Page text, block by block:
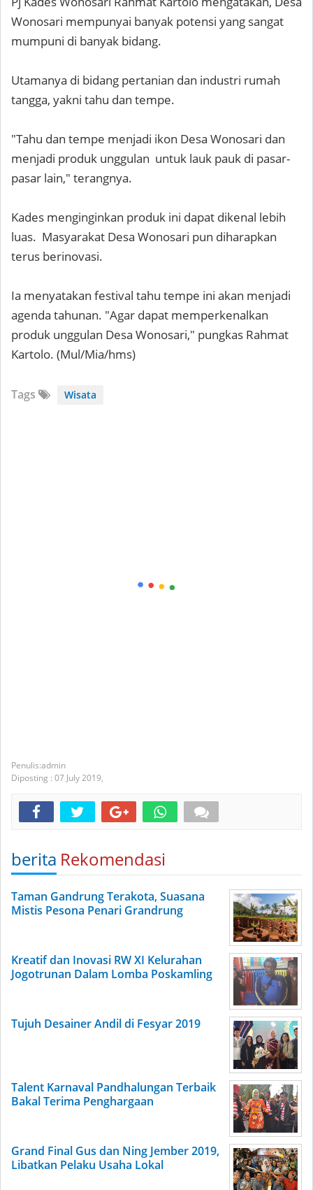
Wonosari mempunyai banyak potensi yang sangat
mumpuni di banyak bidang.
Utamanya di bidang pertanian dan industri rumah
tangga, yakni tahu dan tempe.
"Tahu dan tempe menjadi ikon Desa Wonosari dan
menjadi produk unggulan untuk lauk pauk di pasar-
pasar lain," terangnya.
Kades menginginkan produk ini dapat dikenal lebih
luas. Masyarakat Desa Wonosari pun diharapkan
terus berinovasi.
Ia menyatakan festival tahu tempe ini akan menjadi
agenda tahunan. "Agar dapat memperkenalkan
produk unggulan Desa Wonosari," pungkas Rahmat
Kartolo. (Mul/Mia/hms)
Tags Wisata
admin
Diposting : 07 July 2019,
berita Rekomendasi
Taman Gandrung Terakota, Suasana
Mistis Pesona Penari Grandrung
Kreatif dan Inovasi RW XI Kelurahan
Jogotrunan Dalam Lomba Poskamling
Tujuh Desainer Andil di Fesyar 2019
Talent Karnaval Pandhalungan Terbaik
Bakal Terima Penghargaan
Grand Final Gus dan Ning Jember 2019,
Libatkan Pelaku Usaha Lokal